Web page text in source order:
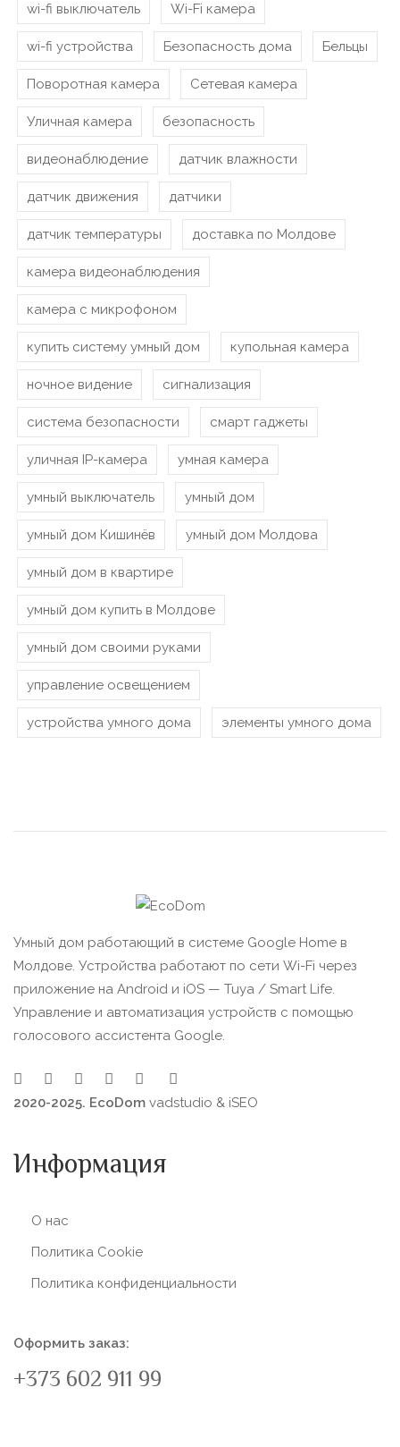
wi-fi выключатель Wi-Fi камера
wi-fi устройства Безопасность дома Бельцы
Поворотная камера Сетевая камера
Уличная камера безопасность
видеонаблюдение датчик влажности
датчик движения датчики
датчик температуры доставка по Молдове
камера видеонаблюдения
камера с микрофоном
купить систему умный дом купольная камера
ночное видение сигнализация
система безопасности смарт гаджеты
уличная IP-камера умная камера
умный выключатель умный дом
умный дом Кишинёв умный дом Молдова
умный дом в квартире
умный дом купить в Молдове
умный дом своими руками
управление освещением
устройства умного дома элементы умного дома
Умный дом работающий в системе Google Home в
Молдове. Устройства работают по сети Wi-Fi через
приложение на Android и iOS — Tuya / Smart Life.
Управление и автоматизация устройств с помощью
голосового ассистента Google.
2020-2025. EcoDom vadstudio & iSEO
Информация
О нас
Политика Сookie
Политика конфиденциальности
Оформить заказ:
+373 602 911 99